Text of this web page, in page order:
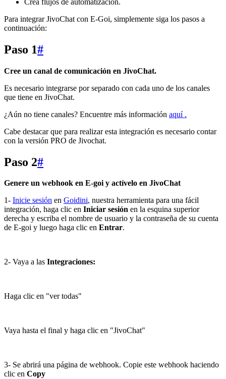
Para integrar JivoChat con E-Goi, simplemente siga los pasos a
continuación:
Paso 1#
Cree un canal de comunicación en JivoChat.
Es necesario integrarse por separado con cada uno de los canales
que tiene en JivoChat.
¿Aún no tiene canales? Encuentre más información aquí .
Cabe destacar que para realizar esta integración es necesario contar
con la versión PRO de Jivochat.
Paso 2#
Genere un webhook en E-goi y actívelo en JivoChat
1- Inicie sesión en Goidini, nuestra herramienta para una fácil
integración, haga clic en Iniciar sesión en la esquina superior
derecha y escriba el nombre de usuario y la contraseña de su cuenta
de E-goi y luego haga clic en Entrar.
2- Vaya a las Integraciones:
Haga clic en "ver todas"
Vaya hasta el final y haga clic en "JivoChat"
3- Se abrirá una página de webhook. Copie este webhook haciendo
clic en Copy